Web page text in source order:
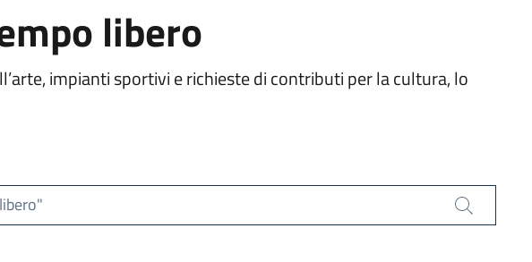
libero
impianti sportivi e richieste di contributi per la cultura, lo
Cerca